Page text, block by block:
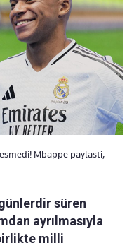
Mbappe paylasti,
süren
ayrılmasıyla
milli